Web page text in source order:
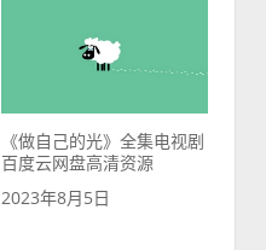
《做自己的光》全集电视剧
百度云网盘高清资源
2023年8月5日